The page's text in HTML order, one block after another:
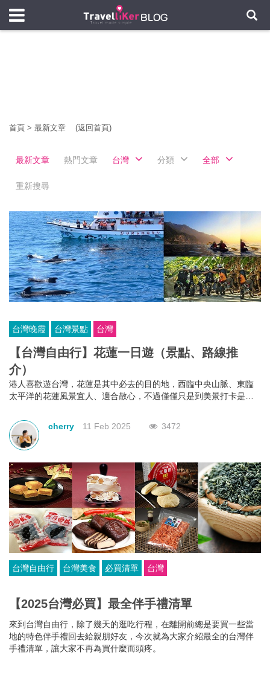
首頁 > 最新文章 (返回首頁)
最新文章 熱門文章 台灣 分類 全部
重新搜尋
台灣晚霞 台灣景點 台灣
【台灣自由行】花蓮一日遊（景點、路線推
介）
港人喜歡遊台灣，花蓮是其中必去的目的地，西臨中央山脈、東臨
太平洋的花蓮風景宜人、適合散心，不過僅僅只是到美景打卡是不
不一樣的花蓮之旅吧！讓大家從不同角度遊覽與體驗花蓮的精彩！
cherry 11 Feb 2025 3472
台灣自由行 台灣美食 必買清單 台灣
【2025台灣必買】最全伴手禮清單
來到台灣自由行，除了幾天的逛吃行程，在離開前總是要買一些當
地的特色伴手禮回去給親朋好友，今次就為大家介紹最全的台灣伴
手禮清單，讓大家不再為買什麼而頭疼。